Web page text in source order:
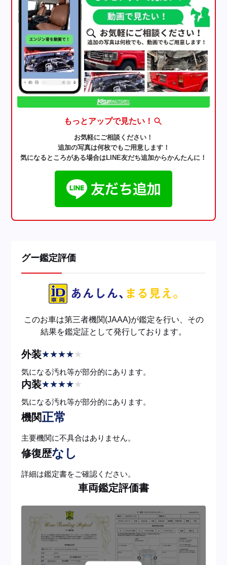
もっとアップで見たい！
お気軽にご相談ください！
追加の写真は何枚でもご用意します！
気になるところがある場合はLINE友だち追加からかんたんに！
グー鑑定評価
このお車は第三者機関(JAAA)が鑑定を行い、その
結果を鑑定証として発行しております。
外装★★★★★
気になる汚れ等が部分的にあります。
内装★★★★★
気になる汚れ等が部分的にあります。
機関正常
主要機関に不具合はありません。
修復歴なし
詳細は鑑定書をご確認ください。
車両鑑定評価書